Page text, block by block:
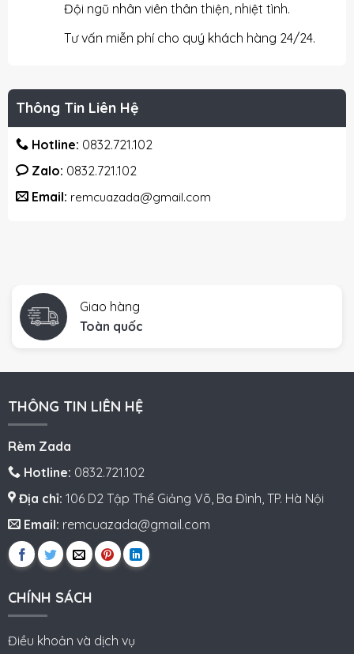
Đội ngũ nhân viên thân thiện, nhiệt tình.
Tư vấn miễn phí cho quý khách hàng 24/24.
Thông Tin Liên Hệ
Hotline: 0832.721.102
Zalo: 0832.721.102
Email: remcuazada@gmail.com
Giao hàng
Toàn quốc
THÔNG TIN LIÊN HỆ
Rèm Zada
Hotline: 0832.721.102
Địa chỉ: 106 D2 Tập Thể Giảng Võ, Ba Đình, TP. Hà Nội
Email: remcuazada@gmail.com
CHÍNH SÁCH
Điều khoản và dịch vụ